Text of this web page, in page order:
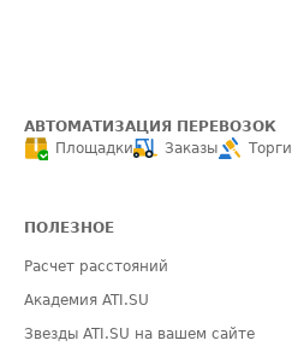
АВТОМАТИЗАЦИЯ ПЕРЕВОЗОК
Площадки
Заказы Торги
ПОЛЕЗНОЕ
Расчет расстояний
Академия ATI.SU
Звезды ATI.SU на вашем сайте